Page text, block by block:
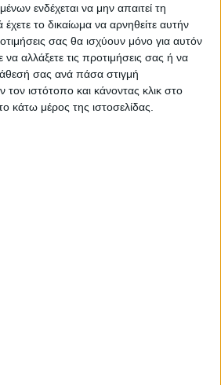
ενδέχεται να μην απαιτεί τη
το δικαίωμα να αρνηθείτε αυτήν
σας θα ισχύουν μόνο για αυτόν
αλλάξετε τις προτιμήσεις σας ή να
σας ανά πάσα στιγμή
τον ιστότοπο και κάνοντας κλικ στο
κάτω μέρος της ιστοσελίδας.
της Ν.Ε. ΣΥΡΙΖΑ-ΠΣ
απώλεια του Λεωνίδα